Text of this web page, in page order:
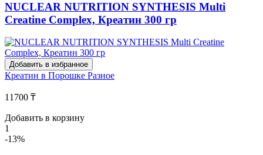
NUCLEAR NUTRITION SYNTHESIS Multi
Creatine Complex, Креатин 300 гр
Добавить в избранное
Креатин в Порошке Разное
11700 ₸
Добавить в корзину
1
-13%